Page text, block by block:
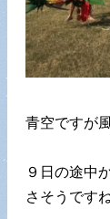
青空ですが
９日の途中
さそうですね